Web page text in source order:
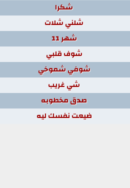
شكرا
شلني شلات
شهر 11
شوف قلبي
شوفي شموخي
شي غريب
صدق مخطوبه
ضيعت نفسك ليه